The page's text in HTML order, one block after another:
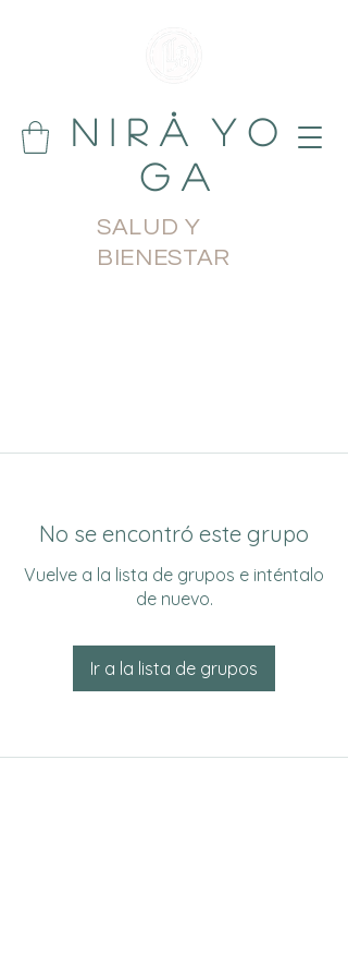
N i r å Y o
g a
SALUD Y
BIENESTAR
No se encontró este grupo
Vuelve a la lista de grupos e inténtalo
de nuevo.
Ir a la lista de grupos